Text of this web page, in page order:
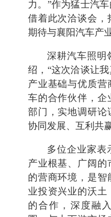
力。”作为猛士汽
借着此次洽谈会，
期待与襄阳汽车产
深耕汽车照明
绍，“这次洽谈让
产业基础与优质营
车的合作伙伴，企
部门，实地调研论
协同发展、互利共
多位企业家表
产业根基、广阔的
的营商环境，是智
业投资兴业的沃土
的合作，深度融